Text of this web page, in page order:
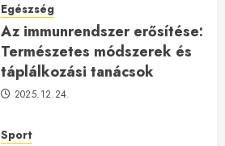
Egészség
Az immunrendszer erősítése:
Természetes módszerek és
táplálkozási tanácsok
2025.12.24.
Sport